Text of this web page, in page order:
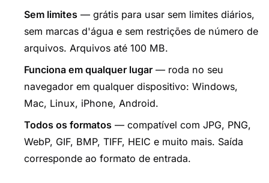
Sem limites — grátis para usar sem limites diários,
sem marcas d'água e sem restrições de número de
arquivos. Arquivos até 100 MB.
Funciona em qualquer lugar — roda no seu
navegador em qualquer dispositivo: Windows,
Mac, Linux, iPhone, Android.
Todos os formatos — compatível com JPG, PNG,
WebP, GIF, BMP, TIFF, HEIC e muito mais. Saída
corresponde ao formato de entrada.